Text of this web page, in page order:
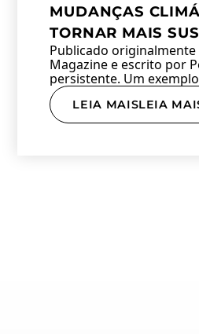
MUDANÇAS
TORNAR MAIS
Publicado
Magazine e escrito por
persistente. Um
LEIA MAISLEIA